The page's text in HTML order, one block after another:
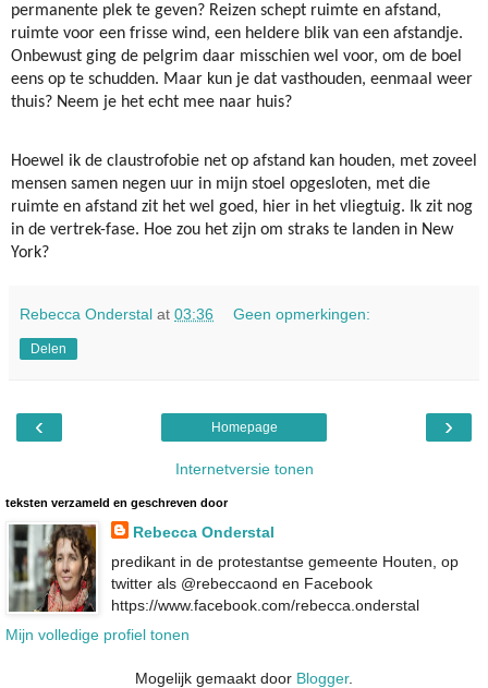
permanente plek te geven? Reizen schept ruimte en afstand,
ruimte voor een frisse wind, een heldere blik van een afstandje.
Onbewust ging de pelgrim daar misschien wel voor, om de boel
eens op te schudden. Maar kun je dat vasthouden, eenmaal weer
thuis? Neem je het echt mee naar huis?
Hoewel ik de claustrofobie net op afstand kan houden, met zoveel
mensen samen negen uur in mijn stoel opgesloten, met die
ruimte en afstand zit het wel goed, hier in het vliegtuig. Ik zit nog
in de vertrek-fase. Hoe zou het zijn om straks te landen in New
York?
Rebecca Onderstal at 03:36 Geen opmerkingen:
Delen
‹ ›
Homepage
Internetversie tonen
teksten verzameld en geschreven door
Rebecca Onderstal
predikant in de protestantse gemeente Houten, op
twitter als @rebeccaond en Facebook
https://www.facebook.com/rebecca.onderstal
Mijn volledige profiel tonen
Mogelijk gemaakt door Blogger.